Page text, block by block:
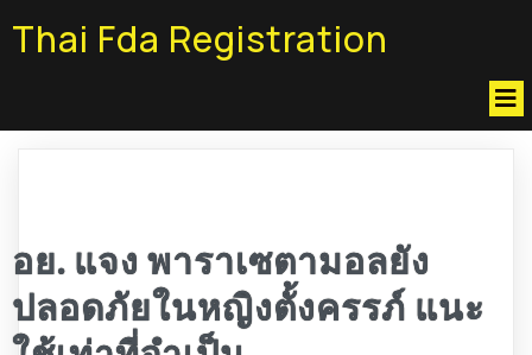
Thai Fda Registration
อย. แจง พาราเซตามอลยัง
ปลอดภัยในหญิงตั้งครรภ์ แนะ